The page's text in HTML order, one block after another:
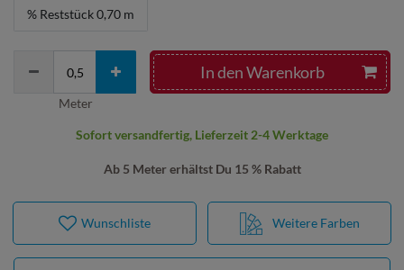
Ab 5 Meter erhältst Du 15 % Rabatt
% Reststück 0,70 m
In den Warenkorb
Meter
Sofort versandfertig, Lieferzeit 2-4 Werktage
Weitere Farben
Wunschliste